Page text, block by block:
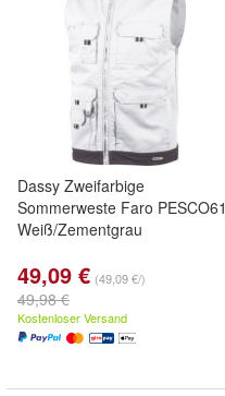
Dassy Zweifarbige
Sommerweste Faro PESCO61
Weiß/Zementgrau
49,09 € (49,09 €/)
49,98 €
Kostenloser Versand